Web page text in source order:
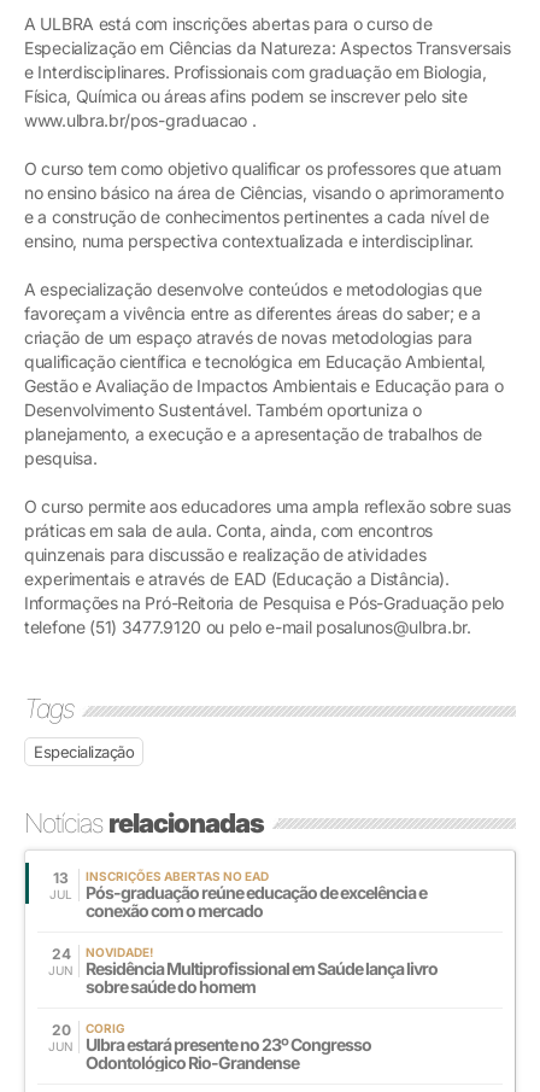
A ULBRA está com inscrições abertas para o curso de
Especialização em Ciências da Natureza: Aspectos Transversais
e Interdisciplinares. Profissionais com graduação em Biologia,
Física, Química ou áreas afins podem se inscrever pelo site
www.ulbra.br/pos-graduacao .
O curso tem como objetivo qualificar os professores que atuam
no ensino básico na área de Ciências, visando o aprimoramento
e a construção de conhecimentos pertinentes a cada nível de
ensino, numa perspectiva contextualizada e interdisciplinar.
A especialização desenvolve conteúdos e metodologias que
favoreçam a vivência entre as diferentes áreas do saber; e a
criação de um espaço através de novas metodologias para
qualificação científica e tecnológica em Educação Ambiental,
Gestão e Avaliação de Impactos Ambientais e Educação para o
Desenvolvimento Sustentável. Também oportuniza o
planejamento, a execução e a apresentação de trabalhos de
pesquisa.
O curso permite aos educadores uma ampla reflexão sobre suas
práticas em sala de aula. Conta, ainda, com encontros
quinzenais para discussão e realização de atividades
experimentais e através de EAD (Educação a Distância).
Informações na Pró-Reitoria de Pesquisa e Pós-Graduação pelo
telefone (51) 3477.9120 ou pelo e-mail posalunos@ulbra.br.
Tags
Especialização
Notíciasrelacionadas
13
JUL
INSCRIÇÕES ABERTAS NO EAD
Pós-graduação reúne educação de excelência e
conexão com o mercado
24
JUN
NOVIDADE!
Residência Multiprofissional em Saúde lança livro
sobre saúde do homem
20
JUN
CORIG
Ulbra estará presente no 23º Congresso
Odontológico Rio-Grandense